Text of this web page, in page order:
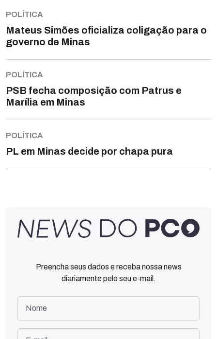
POLÍTICA
Mateus Simões oficializa coligação para o
governo de Minas
POLÍTICA
PSB fecha composição com Patrus e
Marília em Minas
POLÍTICA
PL em Minas decide por chapa pura
Preencha seus dados e receba nossa news
diariamente pelo seu e-mail.